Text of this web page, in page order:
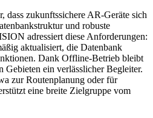
dass zukunftssichere AR-Geräte sich
und robuste
adressiert diese Anforderungen:
aktualisiert, die Datenbank
Dank Offline-Betrieb bleibt
Gebieten ein verlässlicher Begleiter.
zur Routenplanung oder für
eine breite Zielgruppe vom